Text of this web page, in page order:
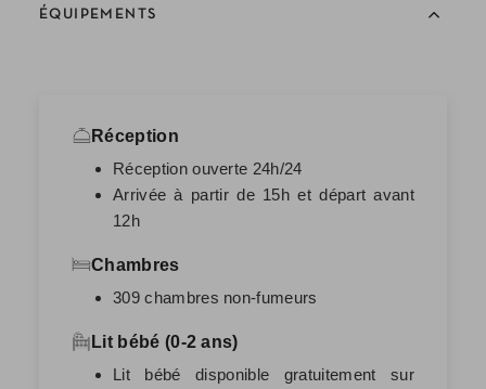
ÉQUIPEMENTS
Réception
Réception ouverte 24h/24
Arrivée à partir de 15h et départ avant
12h
Chambres
309 chambres non-fumeurs
Lit bébé (0-2 ans)
Lit bébé disponible gratuitement sur